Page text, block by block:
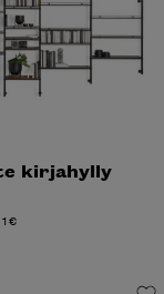
kirjahylly
€